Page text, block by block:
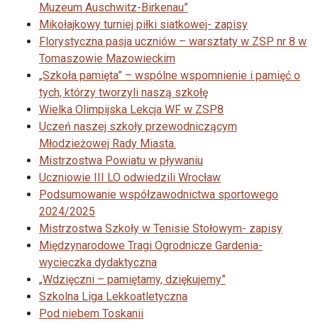
Muzeum Auschwitz-Birkenau”
Mikołajkowy turniej piłki siatkowej- zapisy
Florystyczna pasja uczniów – warsztaty w ZSP nr 8 w
Tomaszowie Mazowieckim
„Szkoła pamięta” – wspólne wspomnienie i pamięć o
tych, którzy tworzyli naszą szkołę
Wielka Olimpijska Lekcja WF w ZSP8
Uczeń naszej szkoły przewodniczącym
Młodzieżowej Rady Miasta.
Mistrzostwa Powiatu w pływaniu
Uczniowie III LO odwiedzili Wrocław
Podsumowanie współzawodnictwa sportowego
2024/2025
Mistrzostwa Szkoły w Tenisie Stołowym- zapisy
Międzynarodowe Tragi Ogrodnicze Gardenia-
wycieczka dydaktyczna
„Wdzięczni – pamiętamy, dziękujemy”
Szkolna Liga Lekkoatletyczna
Pod niebem Toskanii